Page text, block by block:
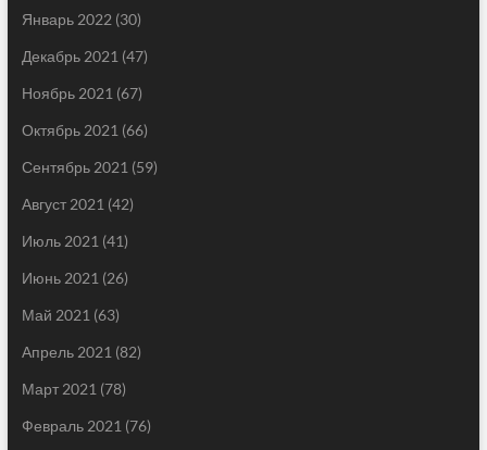
Январь 2022 (30)
Декабрь 2021 (47)
Ноябрь 2021 (67)
Октябрь 2021 (66)
Сентябрь 2021 (59)
Август 2021 (42)
Июль 2021 (41)
Июнь 2021 (26)
Май 2021 (63)
Апрель 2021 (82)
Март 2021 (78)
Февраль 2021 (76)